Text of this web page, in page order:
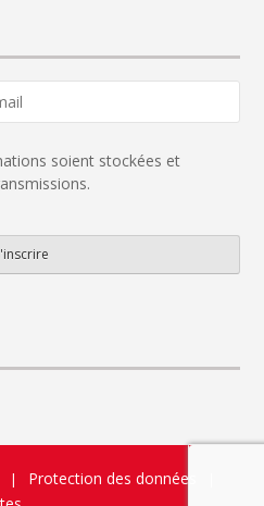
soient stockées et
| Protection des données